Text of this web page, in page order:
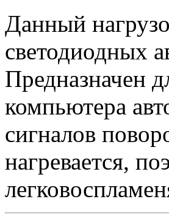
Данный
светодиодных
Предназначен
компьютера
сигналов
нагревается,